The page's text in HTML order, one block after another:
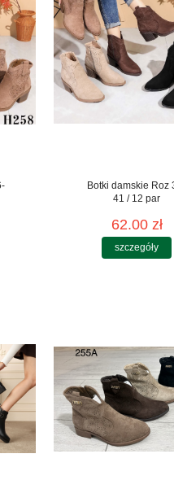
Botki damskie Roz
41 / 12 par
62.00 zł
szczegóły